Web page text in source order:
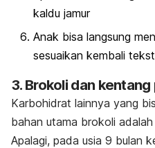
kaldu jamur
Anak bisa langsung
sesuaikan kembali
3. Brokoli dan
Karbohidrat lainnya yang
bahan utama brokoli adalah
Apalagi, pada usia 9 bulan